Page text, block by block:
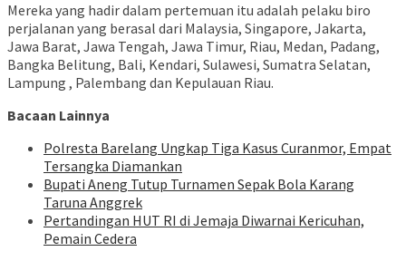
Mereka yang hadir dalam pertemuan itu adalah pelaku biro
perjalanan yang berasal dari Malaysia, Singapore, Jakarta,
Jawa Barat, Jawa Tengah, Jawa Timur, Riau, Medan, Padang,
Bangka Belitung, Bali, Kendari, Sulawesi, Sumatra Selatan,
Lampung , Palembang dan Kepulauan Riau.
Bacaan Lainnya
Polresta Barelang Ungkap Tiga Kasus Curanmor, Empat
Tersangka Diamankan
Bupati Aneng Tutup Turnamen Sepak Bola Karang
Taruna Anggrek
Pertandingan HUT RI di Jemaja Diwarnai Kericuhan,
Pemain Cedera